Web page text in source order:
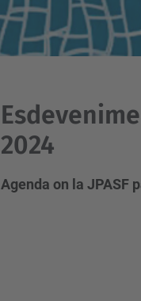
2024
Agenda on la JPASF